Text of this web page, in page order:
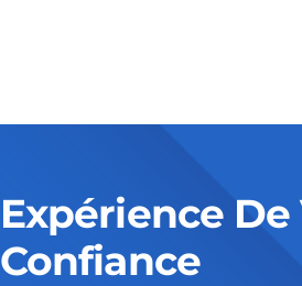
Expérience
Confiance